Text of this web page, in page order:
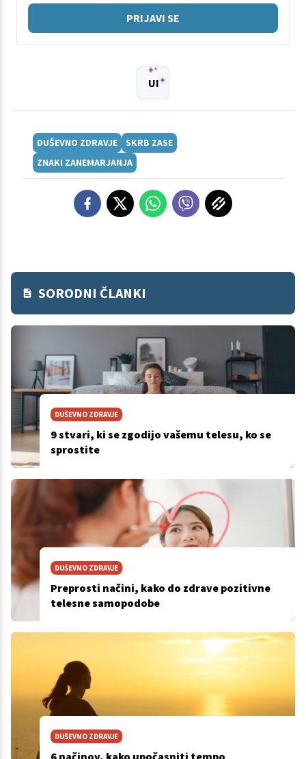
PRIJAVI SE
UI
DUŠEVNO ZDRAVJE
SKRB ZASE
ZNAKI ZANEMARJANJA
SORODNI ČLANKI
DUŠEVNO ZDRAVJE
9 stvari, ki se zgodijo vašemu telesu, ko se
sprostite
DUŠEVNO ZDRAVJE
Preprosti načini, kako do zdrave pozitivne
telesne samopodobe
DUŠEVNO ZDRAVJE